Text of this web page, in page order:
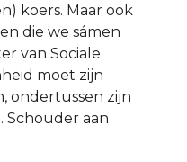
koers. Maar ook
die we sámen
van Sociale
moet zijn
ondertussen zijn
Schouder aan